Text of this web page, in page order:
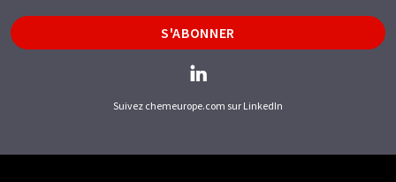
S'ABONNER
Suivez chemeurope.com sur LinkedIn